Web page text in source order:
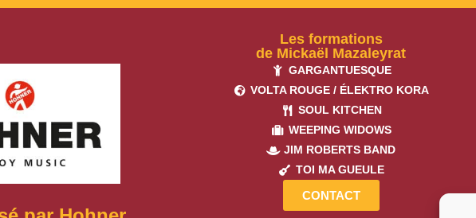
Les formations
de Mickaël Mazaleyrat
GARGANTUESQUE
VOLTA ROUGE / ÉLEKTRO KORA
SOUL KITCHEN
WEEPING WIDOWS
JIM ROBERTS BAND
TOI MA GUEULE
CONTACT